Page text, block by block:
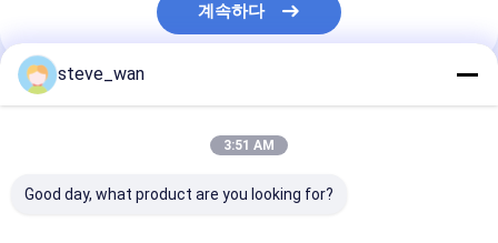
계속하다
우리의 카테고리
steve_wan
3:51 AM
Good day, what product are you looking for?